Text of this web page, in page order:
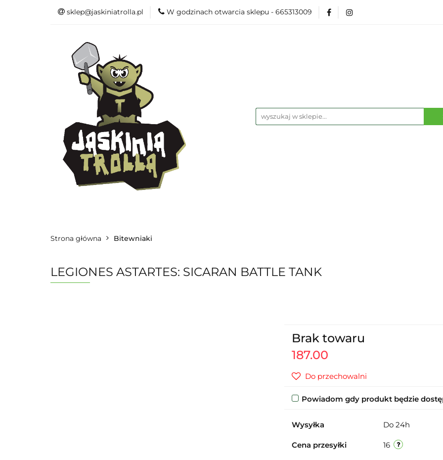
sklep@jaskiniatrolla.pl W godzinach otwarcia sklepu - 665313009
Strona główna Bitewniaki
LEGIONES ASTARTES: SICARAN BATTLE TANK
Brak towaru
187.00
Do przechowalni
Powiadom gdy produkt będzie
Wysyłka Do 24h
Cena przesyłki 16